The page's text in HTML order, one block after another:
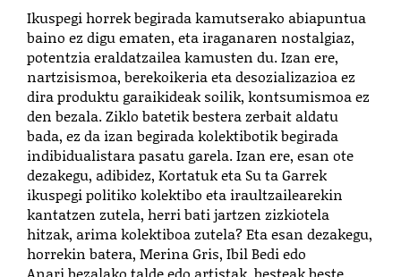
Ikuspegi horrek begirada kamutserako abiapuntua
baino ez digu ematen, eta iraganaren nostalgiaz,
potentzia eraldatzailea kamusten du. Izan ere,
nartzisismoa, berekoikeria eta desozializazioa ez
dira produktu garaikideak soilik, kontsumismoa ez
den bezala. Ziklo batetik bestera zerbait aldatu
bada, ez da izan begirada kolektibotik begirada
indibidualistara pasatu garela. Izan ere, esan ote
dezakegu, adibidez, Kortatuk eta Su ta Garrek
ikuspegi politiko kolektibo eta iraultzailearekin
kantatzen zutela, herri bati jartzen zizkiotela
hitzak, arima kolektiboa zutela? Eta esan dezakegu,
horrekin batera, Merina Gris, Ibil Bedi edo
Anaribezalako talde edo artistak, besteak beste,